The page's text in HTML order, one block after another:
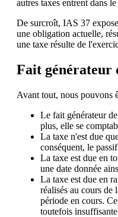
autres taxes entrent dans
De surcroît, IAS 37
une obligation actuelle,
une taxe résulte de
Fait générateur
Avant tout, nous pouvons
Le fait générateur
plus, elle se
La taxe n'est due
conséquent, le
La taxe est due en
une date donnée
La taxe est due en
réalisés au cours de
période en cours.
toutefois